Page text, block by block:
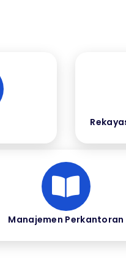
Manajemen Perkantoran